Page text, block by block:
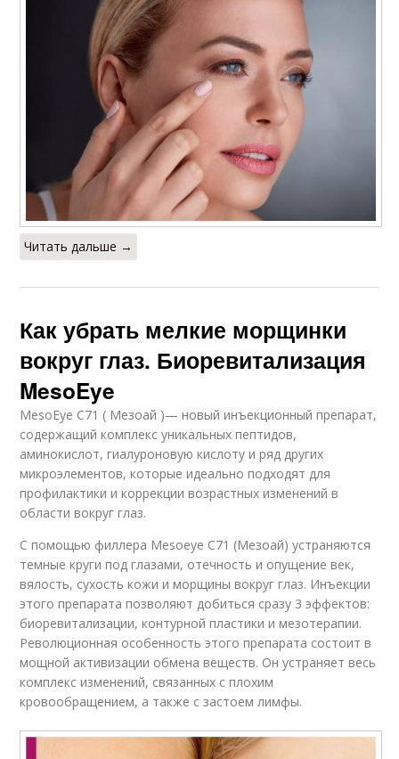
Читать дальше →
Как убрать мелкие морщинки
вокруг глаз. Биоревитализация
MesoEye
MesoEye C71 ( Мезоай )— новый инъекционный препарат,
содержащий комплекс уникальных пептидов,
аминокислот, гиалуроновую кислоту и ряд других
микроэлементов, которые идеально подходят для
профилактики и коррекции возрастных изменений в
области вокруг глаз.
С помощью филлера Mesoeye C71 (Мезоай) устраняются
темные круги под глазами, отечность и опущение век,
вялость, сухость кожи и морщины вокруг глаз. Инъекции
этого препарата позволяют добиться сразу 3 эффектов:
биоревитализации, контурной пластики и мезотерапии.
Революционная особенность этого препарата состоит в
мощной активизации обмена веществ. Он устраняет весь
комплекс изменений, связанных с плохим
кровообращением, а также с застоем лимфы.